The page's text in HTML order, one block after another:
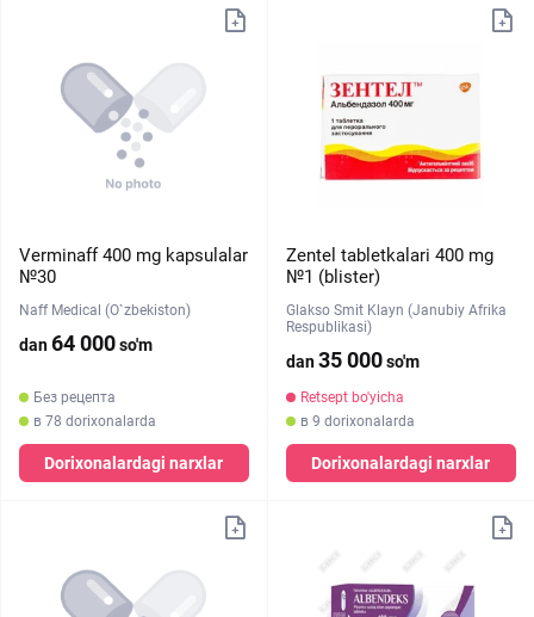
Verminaff 400 mg kapsulalar
№30
Naff Medical (O`zbekiston)
dan64 000so'm
Без рецепта
в 78 dorixonalarda
Dorixonalardagi narxlar
Zentel tabletkalari 400 mg
№1 (blister)
Glakso Smit Klayn (Janubiy Afrika
Respublikasi)
dan35 000so'm
Retsept bo'yicha
в 9 dorixonalarda
Dorixonalardagi narxlar